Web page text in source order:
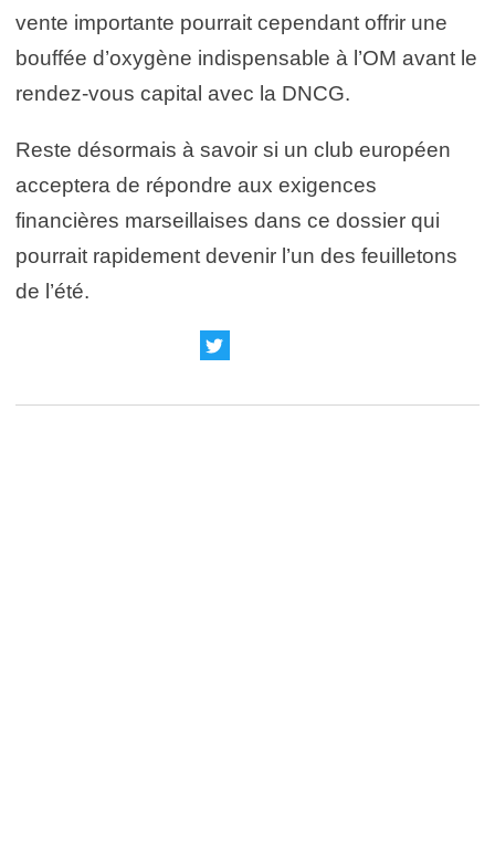
vente importante pourrait cependant offrir une
bouffée d’oxygène indispensable à l’OM avant le
rendez-vous capital avec la DNCG.
Reste désormais à savoir si un club européen
acceptera de répondre aux exigences
financières marseillaises dans ce dossier qui
pourrait rapidement devenir l’un des feuilletons
de l’été.